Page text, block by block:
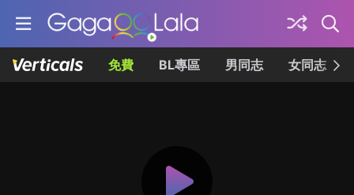
免費 BL專區 男同志 女同志